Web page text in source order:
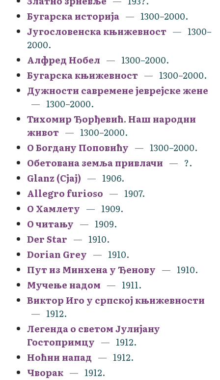
Бугарска историја
1300–2000.
Југословенска књижевност
1300–
2000.
Алфред Нобел
1300–2000.
Бугарска књижевност
1300–2000.
Дужности савремене јеврејске жене
1300–2000.
Тихомир Ђорђевић. Наш народни
живот
1300–2000.
О Богдану Поповићу
1300–2000.
Обетована земља привлачи
?.
Glanz (Сјај)
1906.
Allegro furioso
1907.
О Хамлету
1909.
О читању
1909.
Der Star
1910.
Dorian Grey
1910.
Пут из Минхена у Ђенову
1910.
Мучење надом
1911.
Виктор Иго у српској књижевности
1912.
Легенда о светом Јулијану
Гостопримцу
1912.
Ноћни напад
1912.
Чворак
1912.